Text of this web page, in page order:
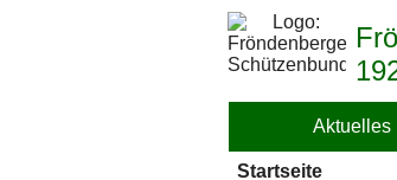
Aktuelles
Startseite